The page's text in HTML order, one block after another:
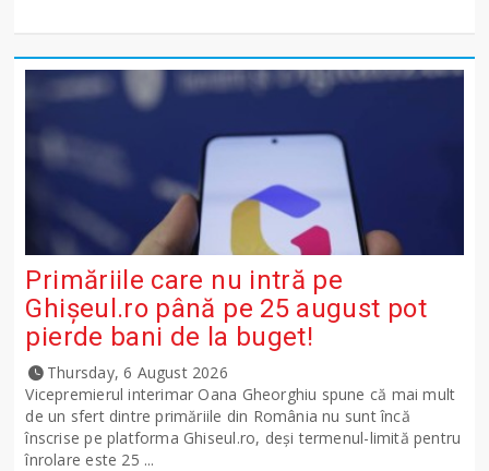
Primăriile care nu intră pe
Ghişeul.ro până pe 25 august pot
pierde bani de la buget!
Thursday, 6 August 2026
Vicepremierul interimar Oana Gheorghiu spune că mai mult
de un sfert dintre primăriile din România nu sunt încă
înscrise pe platforma Ghiseul.ro, deși termenul-limită pentru
înrolare este 25 ...